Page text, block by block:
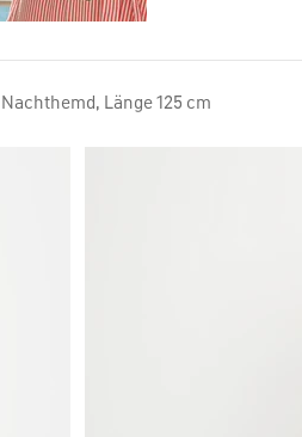
Nachthemd, Länge 125 cm